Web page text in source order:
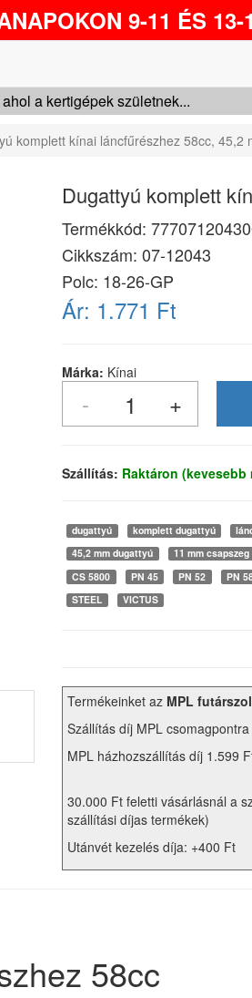
9-11 ÉS
a kertigépek születnek...
komplett kínai láncfűrészhez 58cc, 45,2
Dugattyú komplett
Termékkód:
Cikkszám: 07-12043
Polc: 18-26-GP
Ár: 1.771 Ft
Márka: Kínai
Szállítás: Raktáron (kevesebb
dugattyú komplett dugattyú
45,2 mm dugattyú
11 mm csapszeg
CS 5800
PN 45 PN 52
PN
STEEL
VICTUS
Termékeinket az MPL
Szállítás díj MPL
MPL házhozszállítás díj 1.599
30.000 Ft feletti vásárlásnál a
szállítási díjas termékek)
Utánvét kezelés díja: +400 Ft
58cc